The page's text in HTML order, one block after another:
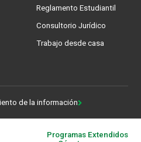
Reglamento Estudiantil
Consultorio Jurídico
Trabajo desde casa
de la información
Programas Extendidos